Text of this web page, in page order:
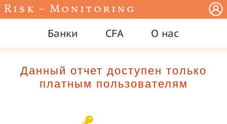
Risk – Monitoring
Банки CFA О нас
Данный отчет доступен только
платным пользователям